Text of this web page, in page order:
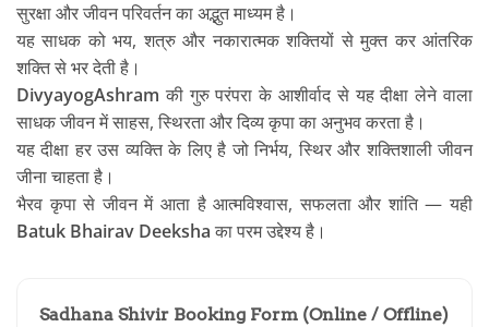
सुरक्षा और जीवन परिवर्तन का अद्भुत माध्यम है।
यह साधक को भय, शत्रु और नकारात्मक शक्तियों से मुक्त कर आंतरिक
शक्ति से भर देती है।
DivyayogAshram की गुरु परंपरा के आशीर्वाद से यह दीक्षा लेने वाला
साधक जीवन में साहस, स्थिरता और दिव्य कृपा का अनुभव करता है।
यह दीक्षा हर उस व्यक्ति के लिए है जो निर्भय, स्थिर और शक्तिशाली जीवन
जीना चाहता है।
भैरव कृपा से जीवन में आता है आत्मविश्वास, सफलता और शांति — यही
Batuk Bhairav Deeksha का परम उद्देश्य है।
Sadhana Shivir Booking Form (Online / Offline)